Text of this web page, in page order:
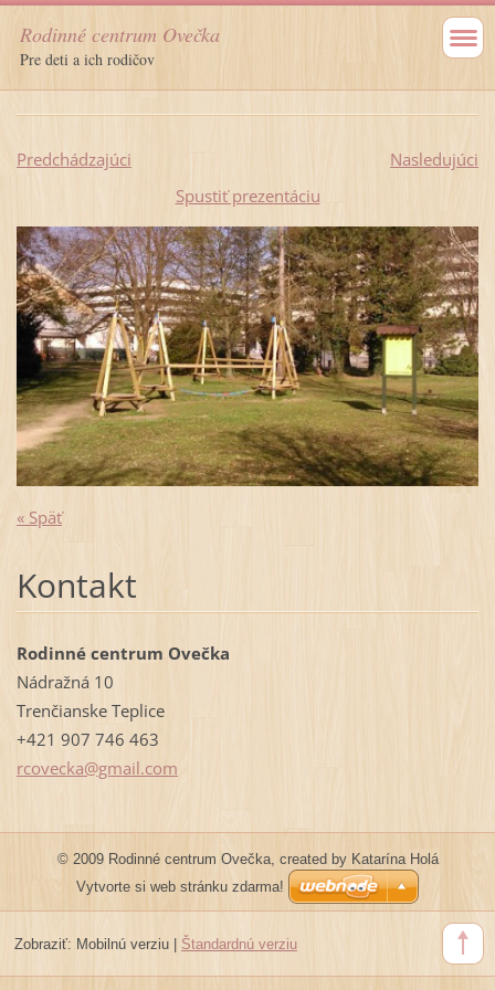
Rodinné centrum Ovečka
Pre deti a ich rodičov
Predchádzajúci
Nasledujúci
Spustiť prezentáciu
« Späť
Kontakt
Rodinné centrum Ovečka
Nádražná 10
Trenčianske Teplice
+421 907 746 463
rcovecka@gmail.com
© 2009 Rodinné centrum Ovečka, created by Katarína Holá
Vytvorte si web stránku zdarma!
Zobraziť: Mobilnú verziu| Štandardnú verziu